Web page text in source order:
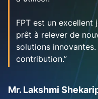
FPT est un
prêt à relever de
solutions
contribution.”
Mr. Lakshmi